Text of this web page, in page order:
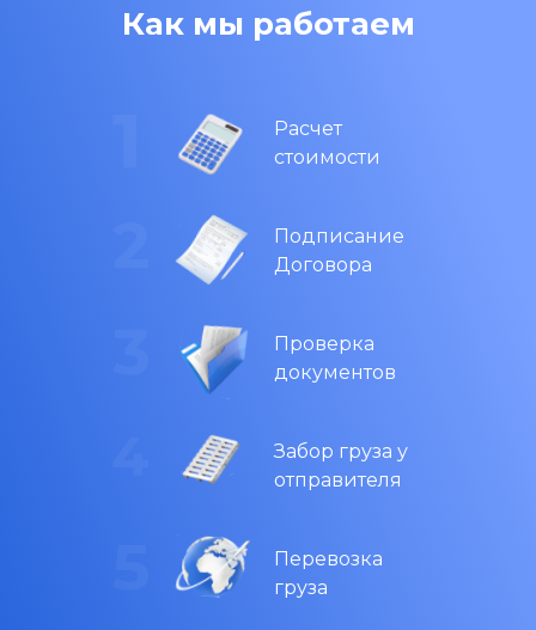
Как мы работаем
Расчет
стоимости
Подписание
Договора
Проверка
документов
Забор груза у
отправителя
Перевозка
груза